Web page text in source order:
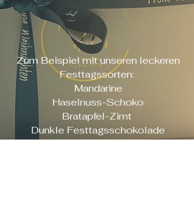
Zum Beispiel mit unseren leckeren
Festtagssorten:
Mandarine
Haselnuss-Schoko
Bratapfel-Zimt
Dunkle Festtagsschokolade
Creme Brulee